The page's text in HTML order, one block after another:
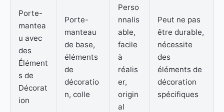
Porte-
mantea
u avec
des
Élément
s de
Décorat
ion
Porte-
manteau
de base,
éléments
de
décoratio
n, colle
Perso
nnalis
able,
facile
à
réalis
er,
origin
al
Peut ne pas
être durable,
nécessite
des
éléments de
décoration
spécifiques